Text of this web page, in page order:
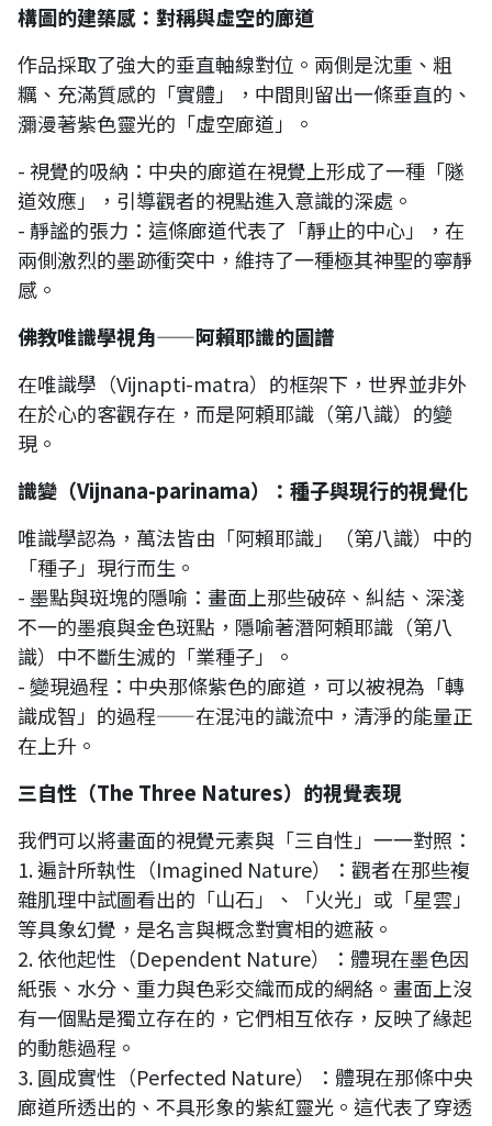
構圖的建築感：對稱與虛空的廊道
作品採取了強大的垂直軸線對位。兩側是沈重、粗
糲、充滿質感的「實體」，中間則留出一條垂直的、
瀰漫著紫色靈光的「虛空廊道」。
- 視覺的吸納：中央的廊道在視覺上形成了一種「隧
道效應」，引導觀者的視點進入意識的深處。
- 靜謐的張力：這條廊道代表了「靜止的中心」，在
兩側激烈的墨跡衝突中，維持了一種極其神聖的寧靜
感。
佛教唯識學視角——阿賴耶識的圖譜
在唯識學（Vijnapti-matra）的框架下，世界並非外
在於心的客觀存在，而是阿頼耶識（第八識）的變
現。
識變（Vijnana-parinama）：種子與現行的視覺化
唯識學認為，萬法皆由「阿賴耶識」（第八識）中的
「種子」現行而生。
- 墨點與斑塊的隱喻：畫面上那些破碎、糾結、深淺
不一的墨痕與金色斑點，隱喻著潛阿頼耶識（第八
識）中不斷生滅的「業種子」。
- 變現過程：中央那條紫色的廊道，可以被視為「轉
識成智」的過程——在混沌的識流中，清淨的能量正
在上升。
三自性（The Three Natures）的視覺表現
我們可以將畫面的視覺元素與「三自性」一一對照：
1. 遍計所執性（Imagined Nature）：觀者在那些複
雜肌理中試圖看出的「山石」、「火光」或「星雲」
等具象幻覺，是名言與概念對實相的遮蔽。
2. 依他起性（Dependent Nature）：體現在墨色因
紙張、水分、重力與色彩交織而成的網絡。畫面上沒
有一個點是獨立存在的，它們相互依存，反映了緣起
的動態過程。
3. 圓成實性（Perfected Nature）：體現在那條中央
廊道所透出的、不具形象的紫紅靈光。這代表了穿透